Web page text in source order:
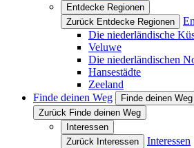
Entdecke Regionen
Zurück Entdecke Regionen
Die niederländische
Veluwe
Die niederländischen
Hansestädte
Zeeland
Finde deinen Weg
Finde deinen Weg
Zurück Finde deinen Weg
Interessen
Zurück Interessen
Interessen